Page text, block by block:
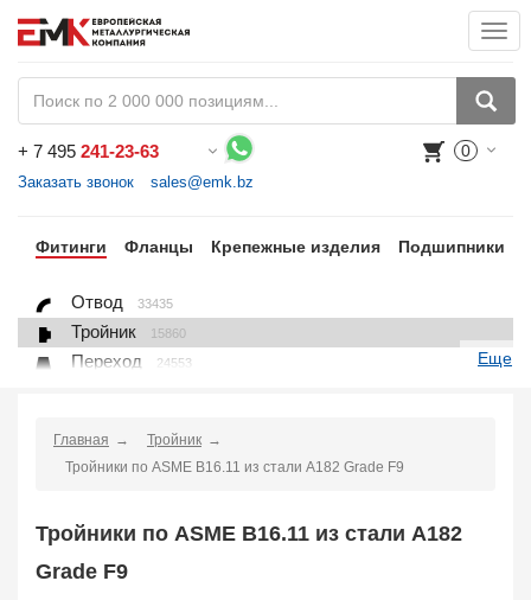
+ 7 495 241-23-63
Заказать звонок sales@emk.bz
0
Фитинги Фланцы Крепежные изделия Подшипники
Отвод 33435
Тройник 15860
Переход 24553
Крестовина 361
Переходник понижающий
Муфта соединительная 683
Заглушка, крышка
Еще
Главная
Тройник
Тройники по ASME B16.11 из стали A182 Grade F9
Тройники по ASME B16.11 из стали A182
Grade F9